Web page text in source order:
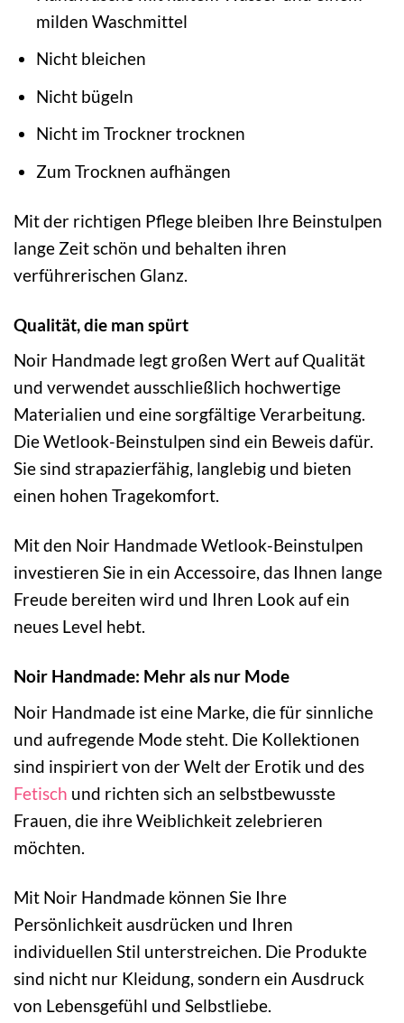
milden Waschmittel
Nicht bleichen
Nicht bügeln
Nicht im Trockner trocknen
Zum Trocknen aufhängen
Mit der richtigen Pflege bleiben Ihre Beinstulpen
lange Zeit schön und behalten ihren
verführerischen Glanz.
Qualität, die man spürt
Noir Handmade legt großen Wert auf Qualität
und verwendet ausschließlich hochwertige
Materialien und eine sorgfältige Verarbeitung.
Die Wetlook-Beinstulpen sind ein Beweis dafür.
Sie sind strapazierfähig, langlebig und bieten
einen hohen Tragekomfort.
Mit den Noir Handmade Wetlook-Beinstulpen
investieren Sie in ein Accessoire, das Ihnen lange
Freude bereiten wird und Ihren Look auf ein
neues Level hebt.
Noir Handmade: Mehr als nur Mode
Noir Handmade ist eine Marke, die für sinnliche
und aufregende Mode steht. Die Kollektionen
sind inspiriert von der Welt der Erotik und des
Fetisch und richten sich an selbstbewusste
Frauen, die ihre Weiblichkeit zelebrieren
möchten.
Mit Noir Handmade können Sie Ihre
Persönlichkeit ausdrücken und Ihren
individuellen Stil unterstreichen. Die Produkte
sind nicht nur Kleidung, sondern ein Ausdruck
von Lebensgefühl und Selbstliebe.